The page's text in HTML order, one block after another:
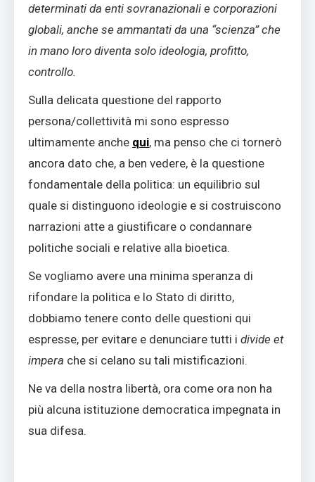
determinati da enti sovranazionali e corporazioni
globali, anche se ammantati da una “scienza” che
in mano loro diventa solo ideologia, profitto,
controllo.
Sulla delicata questione del rapporto
persona/collettività mi sono espresso
ultimamente anche qui, ma penso che ci tornerò
ancora dato che, a ben vedere, è la questione
fondamentale della politica: un equilibrio sul
quale si distinguono ideologie e si costruiscono
narrazioni atte a giustificare o condannare
politiche sociali e relative alla bioetica.
Se vogliamo avere una minima speranza di
rifondare la politica e lo Stato di diritto,
dobbiamo tenere conto delle questioni qui
espresse, per evitare e denunciare tutti i divide et
impera che si celano su tali mistificazioni.
Ne va della nostra libertà, ora come ora non ha
più alcuna istituzione democratica impegnata in
sua difesa.